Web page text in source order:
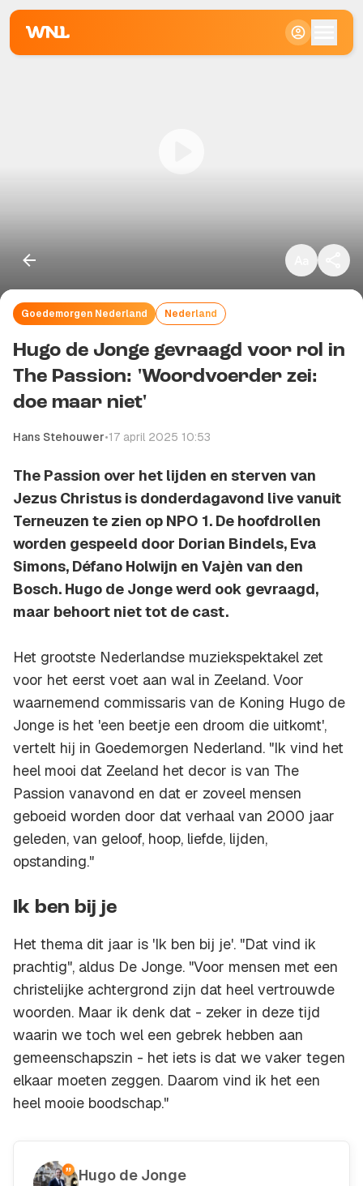
Goedemorgen Nederland Nederland
Hugo de Jonge gevraagd voor rol in
The Passion: 'Woordvoerder zei:
doe maar niet'
Hans Stehouwer•17 april 2025 10:53
The Passion over het lijden en sterven van
Jezus Christus is donderdagavond live vanuit
Terneuzen te zien op NPO 1. De hoofdrollen
worden gespeeld door Dorian Bindels, Eva
Simons, Défano Holwijn en Vajèn van den
Bosch. Hugo de Jonge werd ook gevraagd,
maar behoort niet tot de cast.
Het grootste Nederlandse muziekspektakel zet
voor het eerst voet aan wal in Zeeland. Voor
waarnemend commissaris van de Koning Hugo de
Jonge is het 'een beetje een droom die uitkomt',
vertelt hij in Goedemorgen Nederland. "Ik vind het
heel mooi dat Zeeland het decor is van The
Passion vanavond en dat er zoveel mensen
geboeid worden door dat verhaal van 2000 jaar
geleden, van geloof, hoop, liefde, lijden,
opstanding."
Ik ben bij je
Het thema dit jaar is 'Ik ben bij je'. "Dat vind ik
prachtig", aldus De Jonge. "Voor mensen met een
christelijke achtergrond zijn dat heel vertrouwde
woorden. Maar ik denk dat - zeker in deze tijd
waarin we toch wel een gebrek hebben aan
gemeenschapszin - het iets is dat we vaker tegen
elkaar moeten zeggen. Daarom vind ik het een
heel mooie boodschap."
Hugo de Jonge